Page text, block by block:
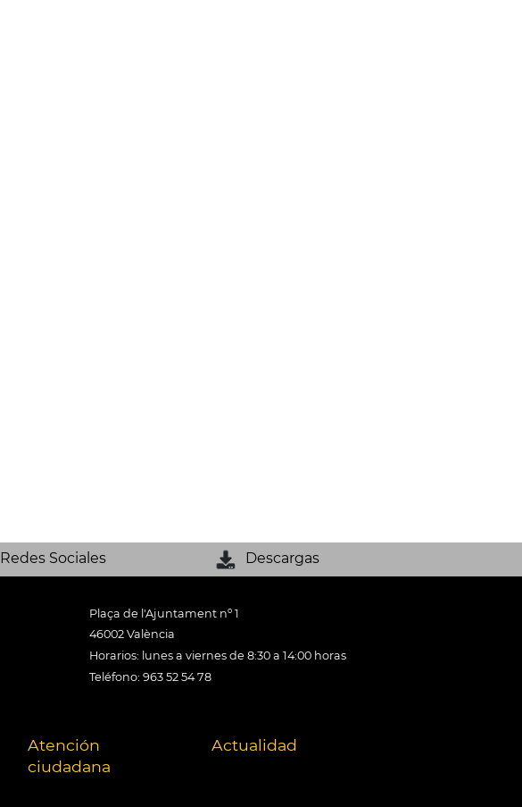
Redes Sociales Descargas
Plaça de l'Ajuntament nº 1
46002 València
Horarios: lunes a viernes de 8:30 a 14:00 horas
Teléfono: 963 52 54 78
Atención
ciudadana
Actualidad